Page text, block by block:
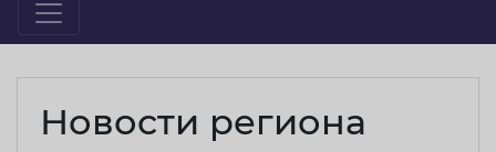
Новости региона